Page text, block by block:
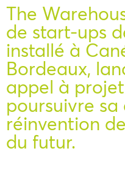
The
de start-ups
installé à
Bordeaux,
appel à
poursuivre
réinvention
du futur.